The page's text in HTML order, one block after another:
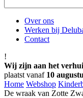
Over ons
Werken bij
Contact
!
Wij zijn aan het
plaatst vanaf 10
Home Webshop
De wraak van Zotte